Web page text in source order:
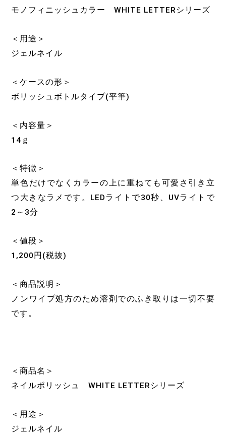
モノフィニッシュカラー WHITE LETTERシリーズ
＜用途＞
ジェルネイル
＜ケースの形＞
ボリッシュボトルタイプ(平筆)
＜内容量＞
14ｇ
＜特徴＞
単色だけでなくカラーの上に重ねても可愛さ引き立
つ大きなラメです。LEDライトで30秒、UVライトで
2～3分
＜値段＞
1,200円(税抜)
＜商品説明＞
ノンワイプ処方のため溶剤でのふき取りは一切不要
です。
＜商品名＞
ネイルポリッシュ WHITE LETTERシリーズ
＜用途＞
ジェルネイル